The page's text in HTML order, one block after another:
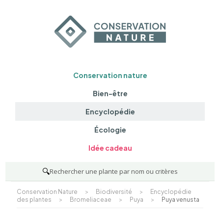
Conservation nature
Bien-être
Encyclopédie
Écologie
Idée cadeau
🔍Rechercher une plante par nom ou critères
Conservation Nature > Biodiversité >
Encyclopédie
des plantes
> Bromeliaceae > Puya > Puya venusta